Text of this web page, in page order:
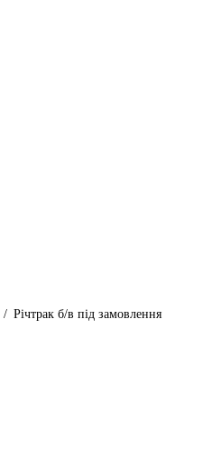
/ Річтрак б/в під замовлення